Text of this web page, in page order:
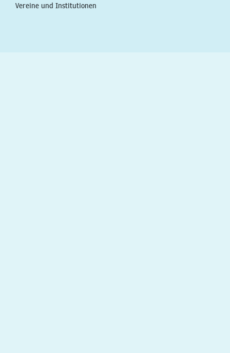
Vereine und Institutionen